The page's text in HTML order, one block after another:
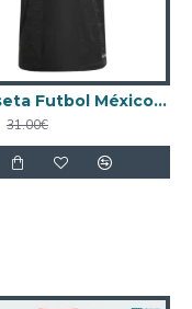
Camiseta Futbol México Third 2025 Versión Jugador
31.00€